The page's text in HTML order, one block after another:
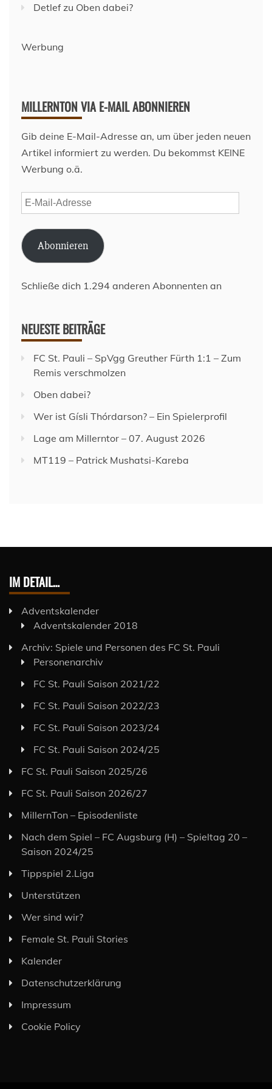
Detlefzu Oben dabei?
Werbung
MILLERNTON VIA E-MAIL ABONNIEREN
Gib deine E-Mail-Adresse an, um über jeden neuen
Artikel informiert zu werden. Du bekommst KEINE
Werbung o.ä.
E-
Mail-
Adresse
Abonnieren
Schließe dich 1.294 anderen Abonnenten an
NEUESTE BEITRÄGE
FC St. Pauli – SpVgg Greuther Fürth 1:1 – Zum
Remis verschmolzen
Oben dabei?
Wer ist Gísli Thórdarson? – Ein Spielerprofil
Lage am Millerntor – 07. August 2026
MT119 – Patrick Mushatsi-Kareba
IM DETAIL…
Adventskalender
Adventskalender 2018
Archiv: Spiele und Personen des FC St. Pauli
Personenarchiv
FC St. Pauli Saison 2021/22
FC St. Pauli Saison 2022/23
FC St. Pauli Saison 2023/24
FC St. Pauli Saison 2024/25
FC St. Pauli Saison 2025/26
FC St. Pauli Saison 2026/27
MillernTon – Episodenliste
Nach dem Spiel – FC Augsburg (H) – Spieltag 20 –
Saison 2024/25
Tippspiel 2.Liga
Unterstützen
Wer sind wir?
Female St. Pauli Stories
Kalender
Datenschutzerklärung
Impressum
Cookie Policy